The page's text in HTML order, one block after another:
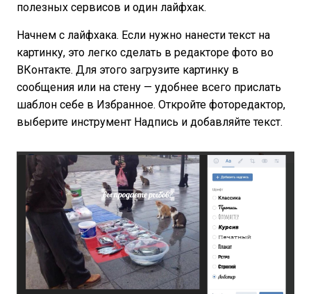
полезных сервисов и один лайфхак.
Начнем с лайфхака. Если нужно нанести текст на
картинку, это легко сделать в редакторе фото во
ВКонтакте. Для этого загрузите картинку в
сообщения или на стену — удобнее всего прислать
шаблон себе в Избранное. Откройте фоторедактор,
выберите инструмент Надпись и добавляйте текст.